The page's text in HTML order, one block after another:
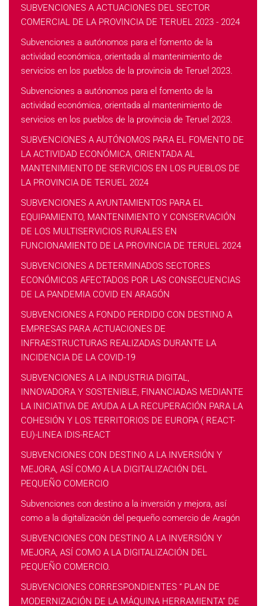
SUBVENCIONES A ACTUACIONES DEL SECTOR
COMERCIAL DE LA PROVINCIA DE TERUEL 2023 - 2024
Subvenciones a autónomos para el fomento de la
actividad económica, orientada al mantenimiento de
servicios en los pueblos de la provincia de Teruel 2023.
Subvenciones a autónomos para el fomento de la
actividad económica, orientada al mantenimiento de
servicios en los pueblos de la provincia de Teruel 2023.
SUBVENCIONES A AUTÓNOMOS PARA EL FOMENTO DE
LA ACTIVIDAD ECONÓMICA, ORIENTADA AL
MANTENIMIENTO DE SERVICIOS EN LOS PUEBLOS DE
LA PROVINCIA DE TERUEL 2024
SUBVENCIONES A AYUNTAMIENTOS PARA EL
EQUIPAMIENTO, MANTENIMIENTO Y CONSERVACIÓN
DE LOS MULTISERVICIOS RURALES EN
FUNCIONAMIENTO DE LA PROVINCIA DE TERUEL 2024
SUBVENCIONES A DETERMINADOS SECTORES
ECONÓMICOS AFECTADOS POR LAS CONSECUENCIAS
DE LA PANDEMIA COVID EN ARAGÓN
SUBVENCIONES A FONDO PERDIDO CON DESTINO A
EMPRESAS PARA ACTUACIONES DE
INFRAESTRUCTURAS REALIZADAS DURANTE LA
INCIDENCIA DE LA COVID-19
SUBVENCIONES A LA INDUSTRIA DIGITAL,
INNOVADORA Y SOSTENIBLE, FINANCIADAS MEDIANTE
LA INICIATIVA DE AYUDA A LA RECUPERACIÓN PARA LA
COHESIÓN Y LOS TERRITORIOS DE EUROPA ( REACT-
EU)-LINEA IDIS-REACT
SUBVENCIONES CON DESTINO A LA INVERSIÓN Y
MEJORA, ASÍ COMO A LA DIGITALIZACIÓN DEL
PEQUEÑO COMERCIO
Subvenciones con destino a la inversión y mejora, así
como a la digitalización del pequeño comercio de Aragón
SUBVENCIONES CON DESTINO A LA INVERSIÓN Y
MEJORA, ASÍ COMO A LA DIGITALIZACIÓN DEL
PEQUEÑO COMERCIO.
SUBVENCIONES CORRESPONDIENTES “ PLAN DE
MODERNIZACIÓN DE LA MÁQUINA HERRAMIENTA” DE